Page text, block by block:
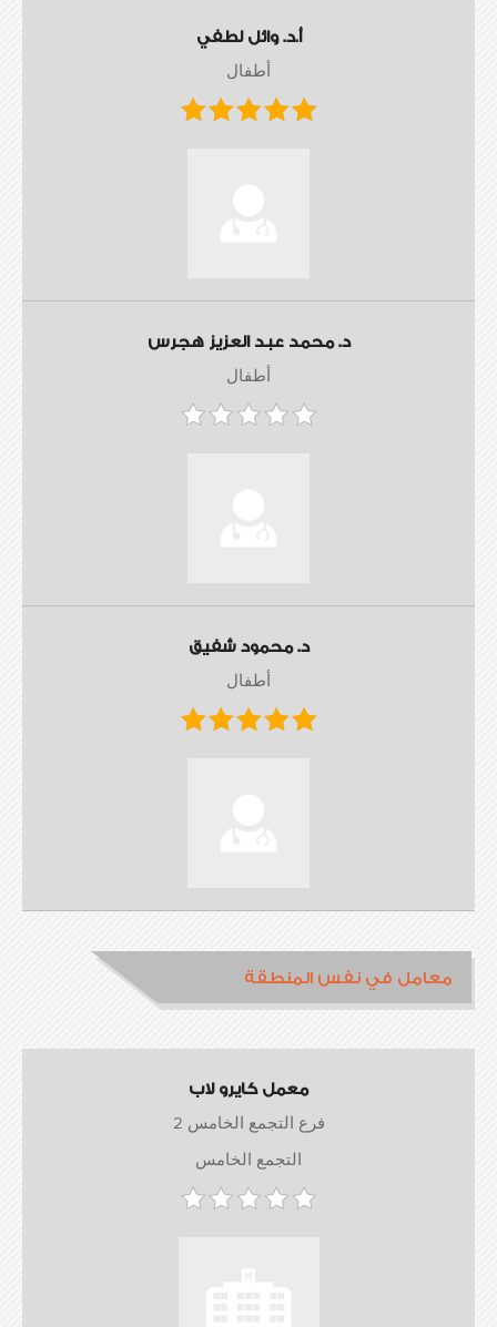
أ.د. وائل لطفي
أطفال
د. محمد عبد العزيز هجرس
أطفال
د. محمود شفيق
أطفال
معامل في نفس المنطقة
معمل كايرو لاب
فرع التجمع الخامس 2
التجمع الخامس